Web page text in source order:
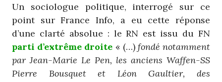
Un sociologue politique, interrogé sur ce
point sur France Info, a eu cette réponse
d’une clarté absolue : le RN est issu du FN
parti d’extrême droite « (…) fondé notamment
par Jean-Marie Le Pen, les anciens Waffen-SS
Pierre Bousquet et Léon Gaultier, des